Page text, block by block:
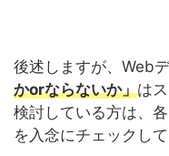
後述しますが、Web
かorならないか」は
検討している方は、
を入念にチェックして